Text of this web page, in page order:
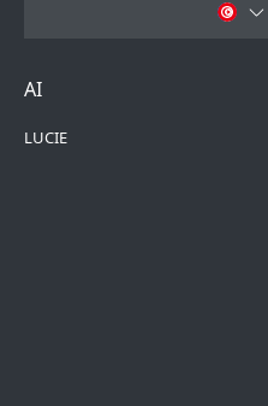
Footer Menu 6
AI
LUCIE